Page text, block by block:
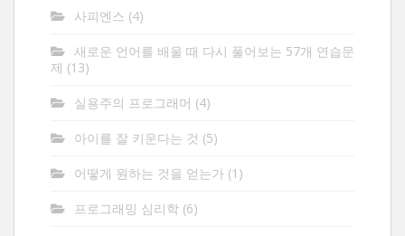
사피엔스 (4)
새로운 언어를 배울 때 다시 풀어보는 57개 연습문
제 (13)
실용주의 프로그래머 (4)
아이를 잘 키운다는 것 (5)
어떻게 원하는 것을 얻는가 (1)
프로그래밍 심리학 (6)